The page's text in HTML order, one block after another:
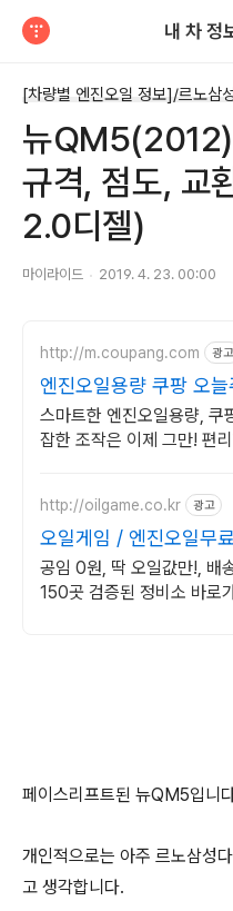
내 차 정
[차량별 엔진오일 정보]/르노삼
뉴QM5(2012)
규격, 점도, 교
2.0디젤)
마이라이드 2019. 4. 23. 00:00
http://m.coupang.com 광고
엔진오일용량 쿠팡 오
스마트한 엔진오일용량, 쿠
잡한 조작은 이제 그만! 편
http://oilgame.co.kr 광고
오일게임 / 엔진오일무
공임 0원, 딱 오일값만!, 배
150곳 검증된 정비소 바로
페이스리프트된 뉴QM5입니
개인적으로는 아주 르노삼성
고 생각합니다.